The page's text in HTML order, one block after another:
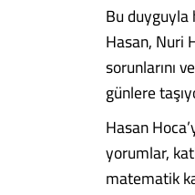
Bu duyguyla
Hasan, Nuri
sorunlarını
günlere
Hasan
yorumlar,
matematik